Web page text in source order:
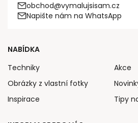
obchod@vymalujsisam.cz
Napište nám na WhatsApp
NABÍDKA
Techniky
Obrázky z vlastní fotky
Inspirace
Akce
Tipy